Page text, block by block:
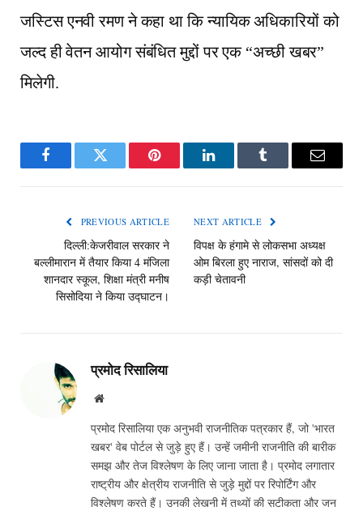
जस्टिस एनवी रमण ने कहा था कि न्यायिक अधिकारियों को
जल्द ही वेतन आयोग संबंधित मुद्दों पर एक “अच्छी खबर”
मिलेगी.
FacebookTwitter Pinterest LinkedInTumblr Email
PREVIOUS ARTICLE
दिल्ली:केजरीवाल सरकार ने
बल्लीमारान में तैयार किया 4 मंजिला
शानदार स्कूल, शिक्षा मंत्री मनीष
सिसोदिया ने किया उद्घाटन।
NEXT ARTICLE
विपक्ष के हंगामे से लोकसभा अध्यक्ष
ओम बिरला हुए नाराज, सांसदों को दी
कड़ी चेतावनी
प्रमोद रिसालिया
Website
प्रमोद रिसालिया एक अनुभवी राजनीतिक पत्रकार हैं, जो 'भारत
खबर' वेब पोर्टल से जुड़े हुए हैं। उन्हें जमीनी राजनीति की बारीक
समझ और तेज विश्लेषण के लिए जाना जाता है। प्रमोद लगातार
राष्ट्रीय और क्षेत्रीय राजनीति से जुड़े मुद्दों पर रिपोर्टिंग और
विश्लेषण करते हैं। उनकी लेखनी में तथ्यों की सटीकता और जन